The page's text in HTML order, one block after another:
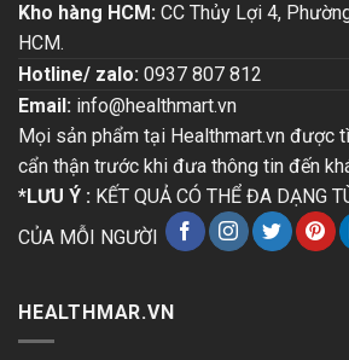
Kho hàng HCM: CC Thủy Lợi 4,
HCM.
Hotline/ zalo: 0937 807 812
Email: info@healthmart.vn
Mọi sản phẩm tại Healthmart.vn được
cẩn thận trước khi đưa thông tin đến
*LƯU Ý : KẾT QUẢ CÓ THỂ ĐA DẠNG
CỦA MỖI NGƯỜI
HEALTHMAR.VN